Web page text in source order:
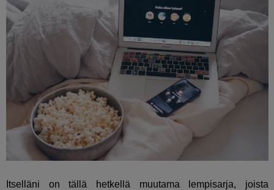
Itselläni on tällä hetkellä muutama lempisarja, joista